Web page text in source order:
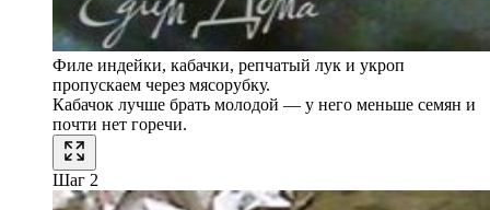
Филе индейки, кабачки, репчатый лук и укроп
пропускаем через мясорубку.
Кабачок лучше брать молодой — у него меньше семян и
почти нет горечи.
Шаг 2